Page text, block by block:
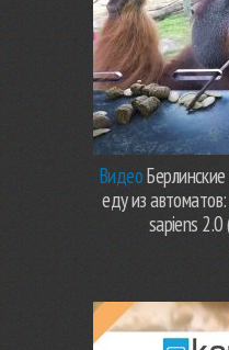
Видео
еду из
sapiens 2.0